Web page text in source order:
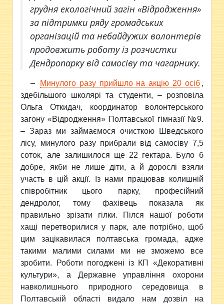
грудня екологічний загін «Відродження»
за підтримки ряду громадських
організацій та небайдужих волонтерів
продовжить роботу із розчистки
Дендропарку від самосіву та чагарнику.
– Минулого разу прийшло на акцію 20 осіб ,
здебільшого школярі та студенти, – розповіла
Ольга Откидач, координатор волонтерського
загону «Відродження» Полтавської гімназії №9.
– Зараз ми займаємося очисткою Шведського
лісу, минулого разу прибрали від самосіву 7,5
соток, але залишилося ще 22 гектара. Було б
добре, якби не лише діти, а й дорослі взяли
участь в цій акції. Із нами працював колишній
співробітник цього парку, професійний
дендролог, тому фахівець показала як
правильно зрізати гілки. Пілся нашої роботи
хащі перетворилися у парк, але потрібно, щоб
цим зацікавилася полтавська громада, адже
такими малими силами ми не зможемо все
зробити. Роботи погоджені із КП «Декоративні
культури», а Державне управління охорони
навколишнього природного середовища в
Полтавській області видало нам дозвіл на